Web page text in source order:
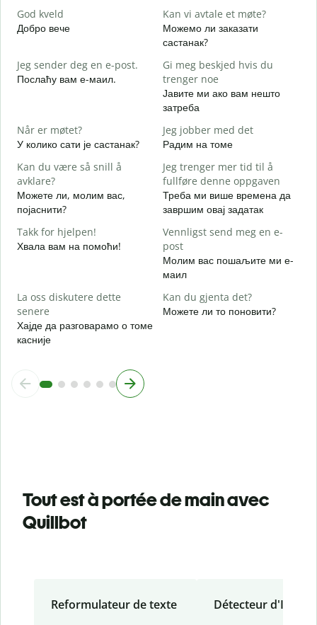
God kveld
Добро вече
Kan vi avtale et møte?
Можемо ли заказати
састанак?
Jeg sender deg en e-post.
Послаћу вам е-маил.
Gi meg beskjed hvis du
trenger noe
Јавите ми ако вам нешто
затреба
Når er møtet?
У колико сати је састанак?
Jeg jobber med det
Радим на томе
Kan du være så snill å
avklare?
Можете ли, молим вас,
појаснити?
Jeg trenger mer tid til å
fullføre denne oppgaven
Треба ми више времена да
завршим овај задатак
Takk for hjelpen!
Хвала вам на помоћи!
Vennligst send meg en e-
post
Молим вас пошаљите ми е-
маил
La oss diskutere dette
senere
Хајде да разговарамо о томе
касније
Kan du gjenta det?
Можете ли то поновити?
Tout est à portée de main avec
Quillbot
Reformulateur de texte Détecteur d'IA